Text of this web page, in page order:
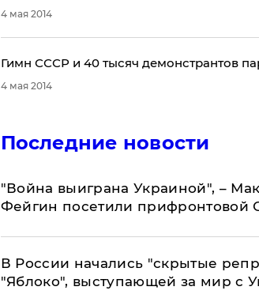
4 мая 2014
Гимн СССР и 40 тысяч демонстрантов
4 мая 2014
Последние новости
"Война выиграна Украиной", –
Фейгин посетили прифронтовой
В России начались "скрытые
"Яблоко", выступающей за мир с